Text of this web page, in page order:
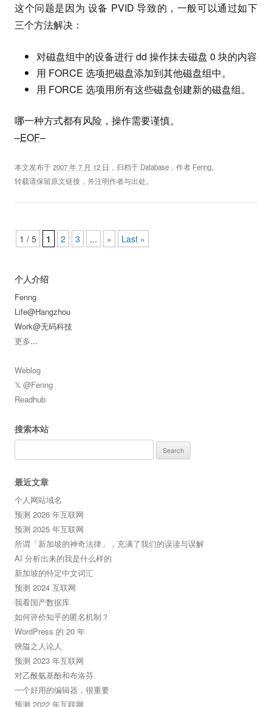
这个问题是因为 设备 PVID 导致的，一般可以通过如下
三个方法解决：
对磁盘组中的设备进行 dd 操作抹去磁盘 0 块的内容
用 FORCE 选项把磁盘添加到其他磁盘组中。
用 FORCE 选项用所有这些磁盘创建新的磁盘组。
哪一种方式都有风险，操作需要谨慎。
–EOF–
本文发布于2007 年 7 月 12 日 ，归档于 Database ，作者 Fenng。
转载请保留原文链接，并注明作者与出处。
Post navigation
1 / 5 1 2 3 ... » Last »
个人介绍
Fenng
Life@Hangzhou
Work@无码科技
更多...
Weblog
𝕏 @Fenng
Readhub
搜索本站
for:
最近文章
个人网站域名
预测 2026 年互联网
预测 2025 年互联网
所谓「新加坡的神奇法律」，充满了我们的误读与误解
AI 分析出来的我是什么样的
新加坡的特定中文词汇
预测 2024 互联网
我看国产数据库
如何评价知乎的匿名机制？
WordPress 的 20 年
狹隘之人论人
预测 2023 年互联网
对乙酰氨基酚和布洛芬
一个好用的编辑器，很重要
预测 2022 年互联网